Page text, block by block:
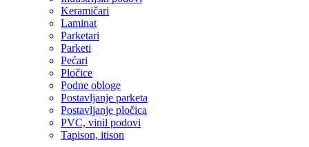
Keramičari
Laminat
Parketari
Parketi
Pećari
Pločice
Podne obloge
Postavljanje parketa
Postavljanje pločica
PVC, vinil podovi
Tapison, itison